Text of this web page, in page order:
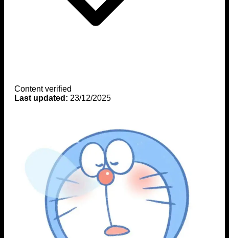
Content verified
Last updated: 23/12/2025